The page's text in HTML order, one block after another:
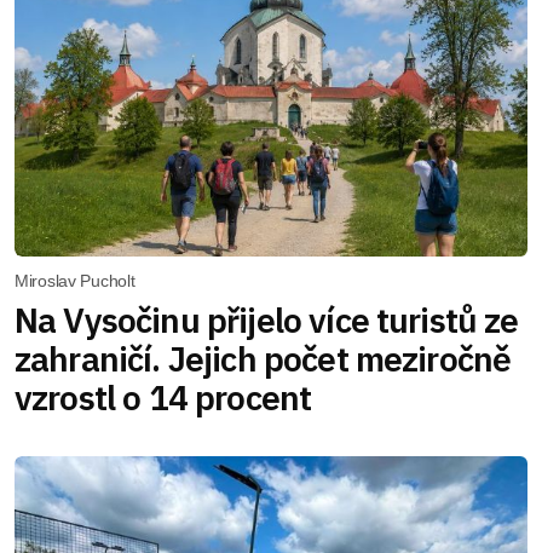
Miroslav Pucholt
Na Vysočinu přijelo více turistů ze
zahraničí. Jejich počet meziročně
vzrostl o 14 procent